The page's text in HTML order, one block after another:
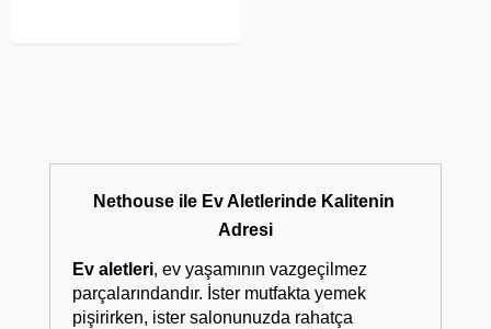
Nethouse ile Ev Aletlerinde Kalitenin
Adresi
Ev aletleri, ev yaşamının vazgeçilmez
parçalarındandır. İster mutfakta yemek
pişirirken, ister salonunuzda rahatça